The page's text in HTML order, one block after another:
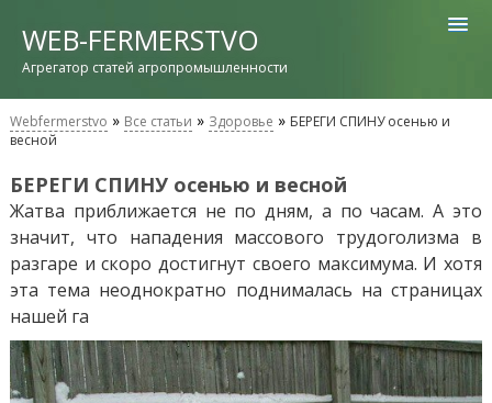
WEB-FERMERSTVO
Агрегатор статей агропромышленности
Webfermerstvo » Все статьи » Здоровье » БЕРЕГИ СПИНУ осенью и
весной
БЕРЕГИ СПИНУ осенью и весной
Жатва приближается не по дням, а по часам. А это
значит, что нападения массового трудоголизма в
разгаре и скоро достигнут своего максимума. И хотя
эта тема неоднократно поднималась на страницах
нашей га